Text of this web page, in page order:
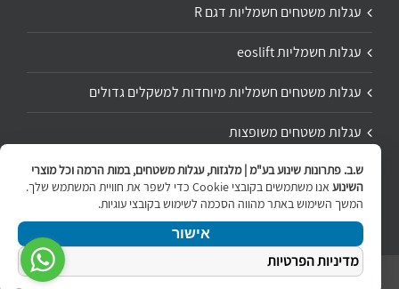
עגלות משטחים חשמליות דגם R
עגלות חשמליות eoslift
עגלות משטחים חשמליות מיוחדות למשקלים גדולים
עגלות משטחים משופצות
תיקון ושיפוץ עגלת משטחים
Copyright 2020 | All Rights Reserved | Powered by
ש.ב. פתרונות שינוע בע"מ | מלגזות, עגלות משטחים, במות הרמה וכל מוצרי
השינוע
אנו משתמשים בקובצי Cookie כדי לשפר את חוויית המשתמש שלך.
המשך השימוש באתר מהווה הסכמה לשימוש בקובצי עוגיות.
אישור
מדיניות הפרטיות
ניווט